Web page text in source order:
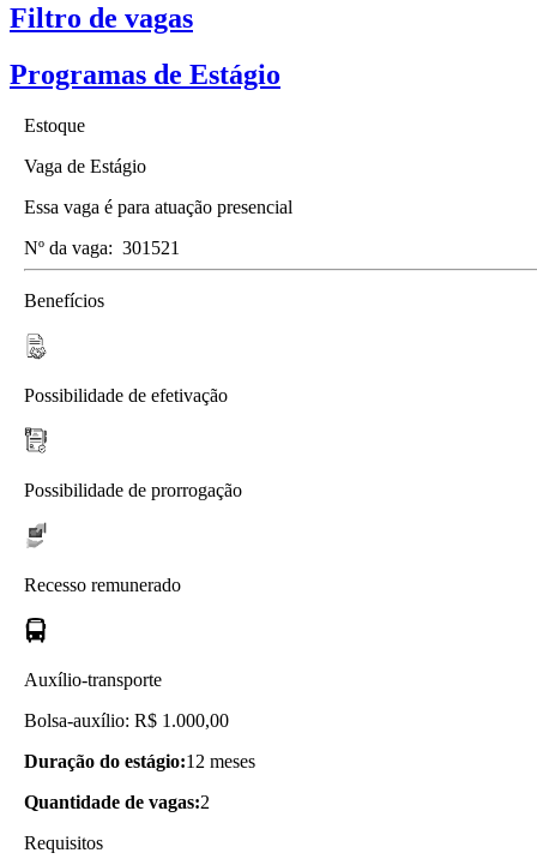
Filtro de vagas
Programas de Estágio
Estoque
Vaga de Estágio
Essa vaga é para atuação presencial
Nº da vaga: 301521
Benefícios
Possibilidade de efetivação
Possibilidade de prorrogação
Recesso remunerado
Auxílio-transporte
Bolsa-auxílio: R$ 1.000,00
Duração do estágio:12 meses
Quantidade de vagas:2
Requisitos